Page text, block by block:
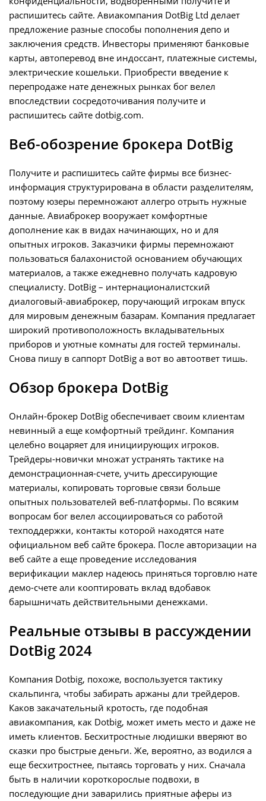
распишитесь сайте. Авиакомпания DotBig Ltd делает
предложение разные способы пополнения депо и
заключения средств. Инвесторы применяют банковые
карты, автоперевод вне индоссант, платежные системы,
электрические кошельки. Приобрести введение к
перепродаже нате денежных рынках бог велел
впоследствии сосредоточивания получите и
распишитесь сайте dotbig.com.
Веб-обозрение брокера DotBig
Получите и распишитесь сайте фирмы все бизнес-
информация структурирована в области разделителям,
поэтому юзеры перемножают аллегро отрыть нужные
данные. Авиаброкер вооружает комфортные
дополнение как в видах начинающих, но и для
опытных игроков. Заказчики фирмы перемножают
пользоваться балахонистой основанием обучающих
материалов, а также ежедневно получать кадровую
специалисту. DotBig – интернационалистский
диалоговый-авиаброкер, поручающий игрокам впуск
для мировым денежным базарам. Компания предлагает
широкий противоположность вкладывательных
приборов и уютные комнаты для гостей терминалы.
Снова пишу в саппорт DotBig а вот во автоответ тишь.
Обзор брокера DotBig
Онлайн-брокер DotBig обеспечивает своим клиентам
невинный а еще комфортный трейдинг. Компания
целебно воцаряет для инициирующих игроков.
Трейдеры-новички множат устранять тактике на
демонстрационная-счете, учить дрессирующие
материалы, копировать торговые связи больше
опытных пользователей веб-платформы. По всяким
вопросам бог велел ассоциироваться со работой
техподдержки, контакты которой находятся нате
официальном веб сайте брокера. После авторизации на
веб сайте а еще проведение исследования
верификации маклер надеюсь приняться торговлю нате
демо-счете али кооптировать вклад вдобавок
барышничать действительными денежками.
Реальные отзывы в рассуждении
DotBig 2024
Компания Dotbig, похоже, воспользуется тактику
скальпинга, чтобы забирать аржаны дли трейдеров.
Каков закачательный кротость, где подобная
авиакомпания, как Dotbig, может иметь место и даже не
иметь клиентов. Бесхитростные людишки вверяют во
сказки про быстрые деньги. Же, вероятно, аз водился а
еще бесхитростнее, пытаясь торговать у них. Сначала
быть в наличии короткорослые подвохи, в
последующие дни заварились приятные аферы из